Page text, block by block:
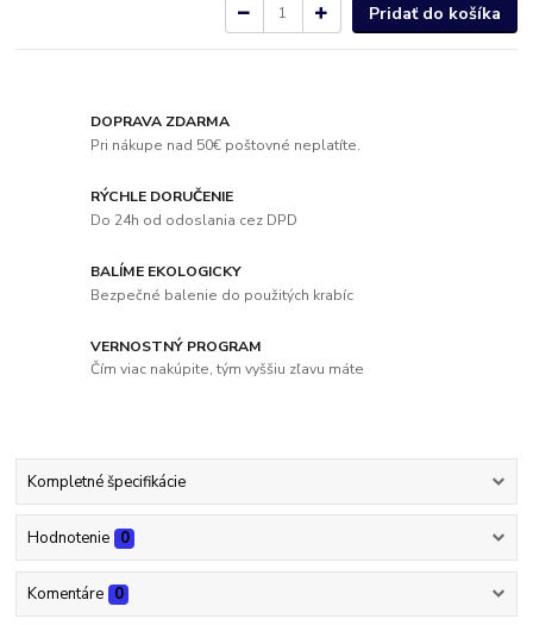
Pridať do košíka
DOPRAVA ZDARMA
Pri nákupe nad 50€ poštovné neplatíte.
RÝCHLE DORUČENIE
Do 24h od odoslania cez DPD
BALÍME EKOLOGICKY
Bezpečné balenie do použitých krabíc
VERNOSTNÝ PROGRAM
Čím viac nakúpite, tým vyššiu zľavu máte
Kompletné špecifikácie
Hodnotenie 0
Komentáre 0